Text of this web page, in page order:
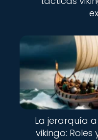
La jerarquía
vikingo: